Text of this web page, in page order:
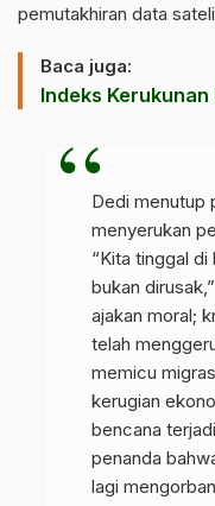
pemutakhiran data
Baca juga:
Indeks
Dedi menutup
menyerukan
“Kita tinggal di
bukan
ajakan moral;
telah
memicu
kerugian
bencana
penanda
lagi